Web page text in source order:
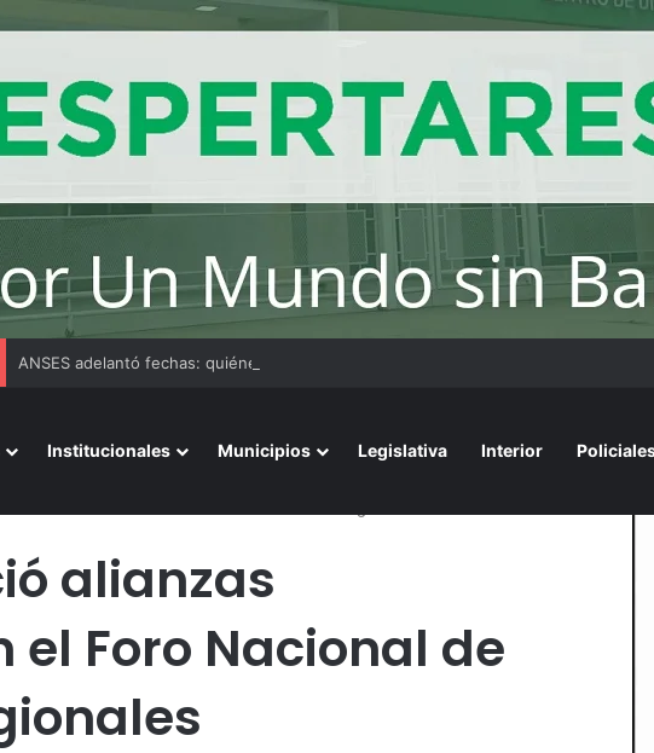
ANSES adelantó fechas: quiénes son los primeros en cobrar antes del feriado de
Institucionales Municipios Legislativa Interior
alianzas
Foro Nacional de